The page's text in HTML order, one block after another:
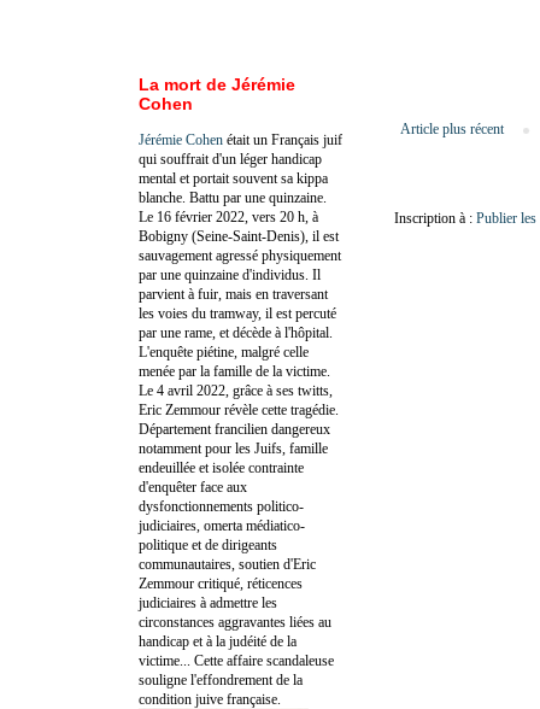
Article plus récent
Inscription à : Publier
La mort de Jérémie
Cohen
Jérémie Cohen était un Français juif
qui souffrait d'un léger handicap
mental et portait souvent sa kippa
blanche. Battu par une quinzaine.
Le 16 février 2022, vers 20 h, à
Bobigny (Seine-Saint-Denis), il est
sauvagement agressé physiquement
par une quinzaine d'individus. Il
parvient à fuir, mais en traversant
les voies du tramway, il est percuté
par une rame, et décède à l'hôpital.
L'enquête piétine, malgré celle
menée par la famille de la victime.
Le 4 avril 2022, grâce à ses twitts,
Eric Zemmour révèle cette tragédie.
Département francilien dangereux
notamment pour les Juifs, famille
endeuillée et isolée contrainte
d'enquêter face aux
dysfonctionnements politico-
judiciaires, omerta médiatico-
politique et de dirigeants
communautaires, soutien d'Eric
Zemmour critiqué, réticences
judiciaires à admettre les
circonstances aggravantes liées au
handicap et à la judéité de la
victime... Cette affaire scandaleuse
souligne l'effondrement de la
condition juive française.